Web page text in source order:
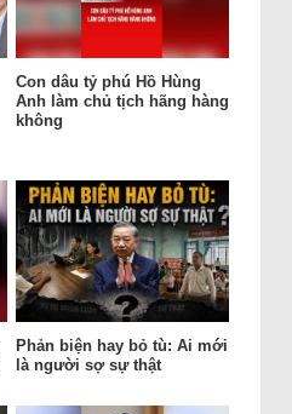
Con dâu tỷ phú Hồ Hùng
Anh làm chủ tịch hãng hàng
không
Phản biện hay bỏ tù: Ai mới
là người sợ sự thật